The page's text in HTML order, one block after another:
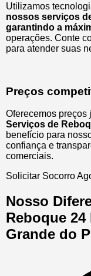
Utilizamos
nossos serviços
garantindo a
operações. Conte
para atender suas
Preços
Oferecemos preços
Serviços de
benefício para
confiança e
comerciais.
Solicitar Socorro
Nosso
Reboque 24
Grande do